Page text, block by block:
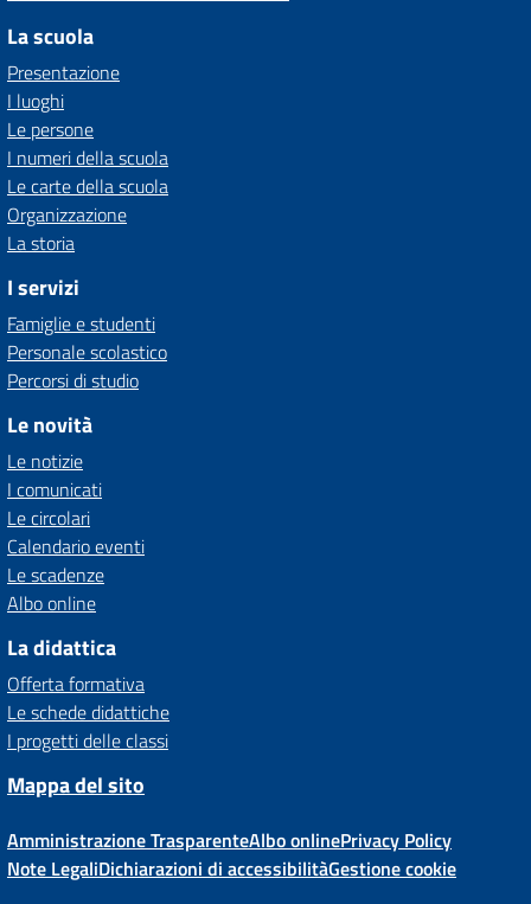
La scuola
Presentazione
I luoghi
Le persone
I numeri della scuola
Le carte della scuola
Organizzazione
La storia
I servizi
Famiglie e studenti
Personale scolastico
Percorsi di studio
Le novità
Le notizie
I comunicati
Le circolari
Calendario eventi
Le scadenze
Albo online
La didattica
Offerta formativa
Le schede didattiche
I progetti delle classi
Mappa del sito
Amministrazione TrasparenteAlbo onlinePrivacy Policy
Note LegaliDichiarazioni di accessibilitàGestione cookie